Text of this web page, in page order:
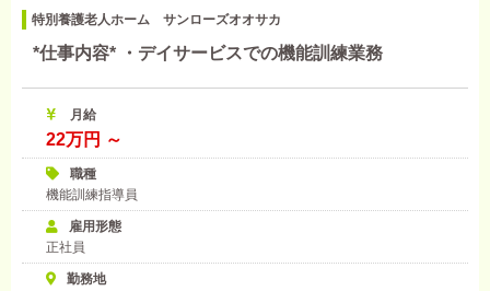
特別養護老人ホーム サンローズオオサカ
*仕事内容* ・デイサービスでの機能訓練業務
月給
22万円 ～
職種
機能訓練指導員
雇用形態
正社員
勤務地